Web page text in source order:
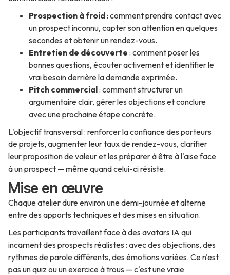
Prospection à froid: comment prendre contact avec
un prospect inconnu, capter son attention en quelques
secondes et obtenir un rendez-vous.
Entretien de découverte : comment poser les
bonnes questions, écouter activement et identifier le
vrai besoin derrière la demande exprimée.
Pitch commercial: comment structurer un
argumentaire clair, gérer les objections et conclure
avec une prochaine étape concrète.
L'objectif transversal : renforcer la confiance des porteurs
de projets, augmenter leur taux de rendez-vous, clarifier
leur proposition de valeur et les préparer à être à l'aise face
à un prospect — même quand celui-ci résiste.
Mise en œuvre
Chaque atelier dure environ une demi-journée et alterne
entre des apports techniques et des mises en situation.
Les participants travaillent face à des avatars IA qui
incarnent des prospects réalistes : avec des objections, des
rythmes de parole différents, des émotions variées. Ce n'est
pas un quiz ou un exercice à trous — c'est une vraie